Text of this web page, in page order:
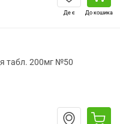
Де є До кошика
табл. 200мг №50